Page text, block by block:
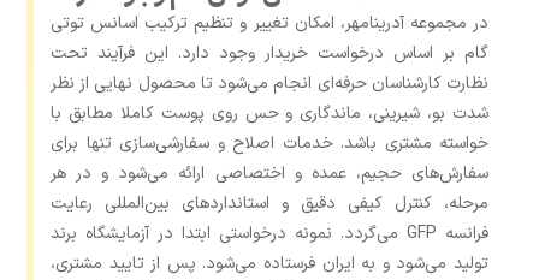
در مجموعه آدرینامهر، امکان تغییر و تنظیم ترکیب اسانس توتی
گام بر اساس درخواست خریدار وجود دارد. این فرآیند تحت
نظارت کارشناسان حرفه‌ای انجام می‌شود تا محصول نهایی از نظر
شدت بو، شیرینی، ماندگاری و حس روی پوست کاملا مطابق با
خواسته مشتری باشد. خدمات اصلاح و سفارشی‌سازی تنها برای
سفارش‌های حجیم، عمده و اختصاصی ارائه می‌شود و در هر
مرحله، کنترل کیفی دقیق و استانداردهای بین‌المللی رعایت
می‌گردد. نمونه درخواستی ابتدا در آزمایشگاه برند GFP فرانسه
تولید می‌شود و به ایران فرستاده می‌شود. پس از تایید مشتری،